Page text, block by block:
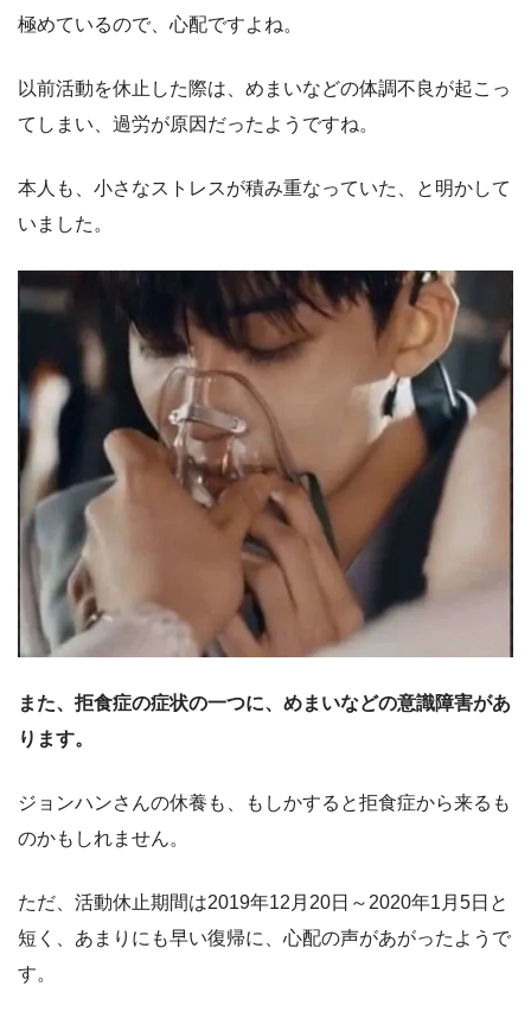
極めているので、心配ですよね。
以前活動を休止した際は、めまいなどの体調不良が起こっ
てしまい、過労が原因だったようですね。
本人も、小さなストレスが積み重なっていた、と明かして
いました。
また、拒食症の症状の一つに、めまいなどの意識障害があ
ります。
ジョンハンさんの休養も、もしかすると拒食症から来るも
のかもしれません。
ただ、活動休止期間は2019年12月20日～2020年1月5日と
短く、あまりにも早い復帰に、心配の声があがったようで
す。